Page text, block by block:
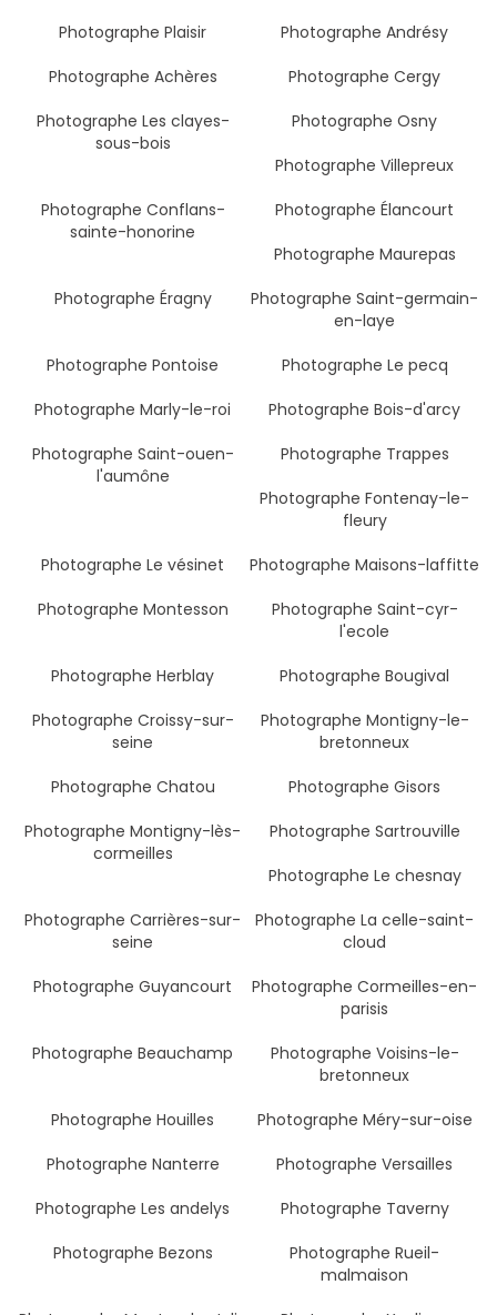
Photographe Plaisir
Photographe Andrésy
Photographe Achères
Photographe Cergy
Photographe Les clayes-
sous-bois
Photographe Osny
Photographe Villepreux
Photographe Conflans-
sainte-honorine
Photographe Élancourt
Photographe Maurepas
Photographe Éragny
Photographe Saint-germain-
en-laye
Photographe Pontoise
Photographe Le pecq
Photographe Marly-le-roi
Photographe Bois-d'arcy
Photographe Saint-ouen-
l'aumône
Photographe Trappes
Photographe Fontenay-le-
fleury
Photographe Le vésinet
Photographe Maisons-laffitte
Photographe Montesson
Photographe Saint-cyr-
l'ecole
Photographe Herblay
Photographe Bougival
Photographe Croissy-sur-
seine
Photographe Montigny-le-
bretonneux
Photographe Chatou
Photographe Gisors
Photographe Montigny-lès-
cormeilles
Photographe Sartrouville
Photographe Le chesnay
Photographe Carrières-sur-
seine
Photographe La celle-saint-
cloud
Photographe Guyancourt
Photographe Cormeilles-en-
parisis
Photographe Beauchamp
Photographe Voisins-le-
bretonneux
Photographe Houilles
Photographe Méry-sur-oise
Photographe Nanterre
Photographe Versailles
Photographe Les andelys
Photographe Taverny
Photographe Bezons
Photographe Rueil-
malmaison